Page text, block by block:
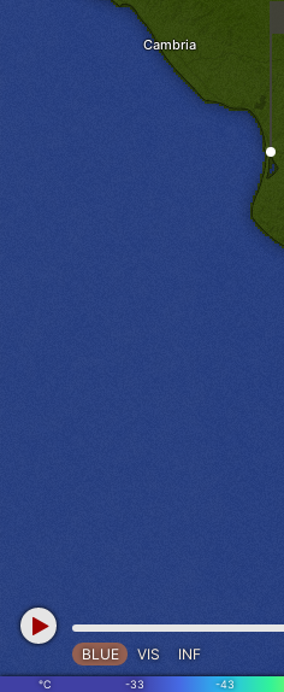
Cambria
°C -33 -43
BLUE VIS INF